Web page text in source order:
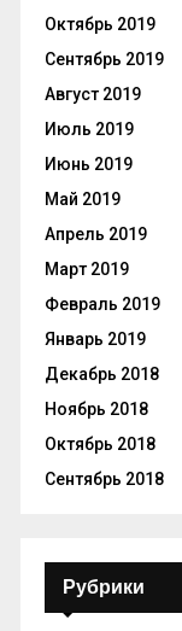
Октябрь 2019
Сентябрь 2019
Август 2019
Июль 2019
Июнь 2019
Май 2019
Апрель 2019
Март 2019
Февраль 2019
Январь 2019
Декабрь 2018
Ноябрь 2018
Октябрь 2018
Сентябрь 2018
Рубрики